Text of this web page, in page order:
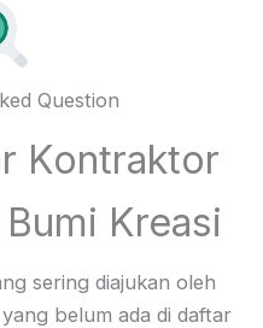
Question
Kontraktor
Kreasi
sering diajukan oleh
belum ada di daftar